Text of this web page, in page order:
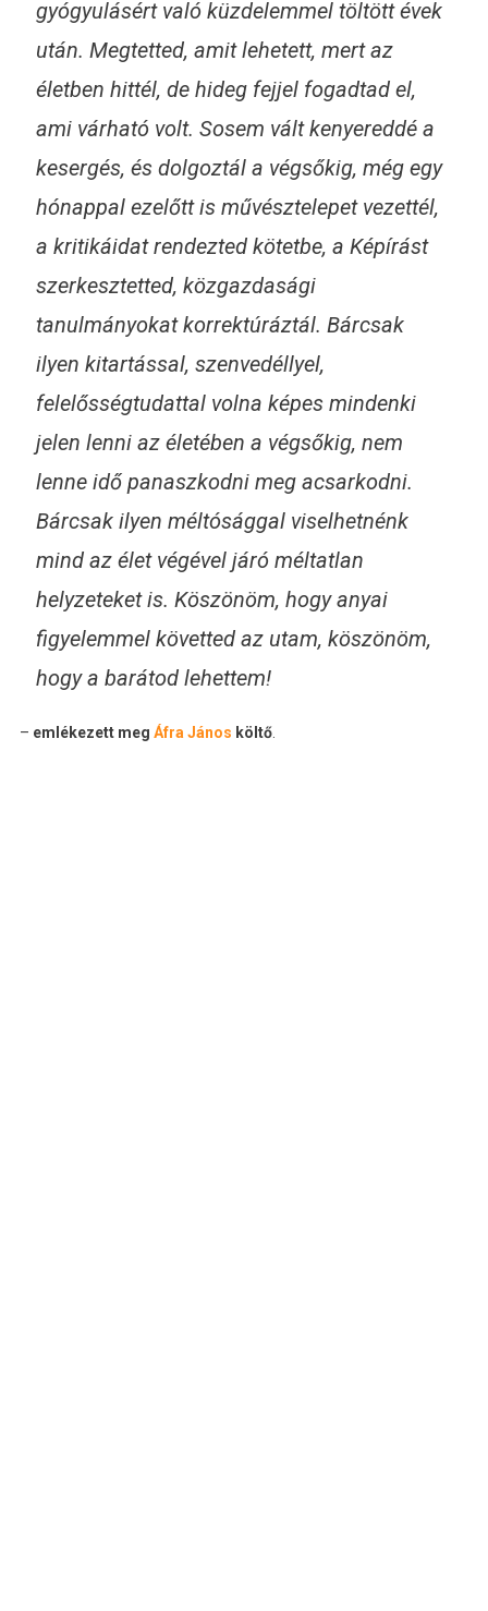
gyógyulásért való küzdelemmel töltött évek
után. Megtetted, amit lehetett, mert az
életben hittél, de hideg fejjel fogadtad el,
ami várható volt. Sosem vált kenyereddé a
kesergés, és dolgoztál a végsőkig, még egy
hónappal ezelőtt is művésztelepet vezettél,
a kritikáidat rendezted kötetbe, a Képírást
szerkesztetted, közgazdasági
tanulmányokat korrektúráztál. Bárcsak
ilyen kitartással, szenvedéllyel,
felelősségtudattal volna képes mindenki
jelen lenni az életében a végsőkig, nem
lenne idő panaszkodni meg acsarkodni.
Bárcsak ilyen méltósággal viselhetnénk
mind az élet végével járó méltatlan
helyzeteket is. Köszönöm, hogy anyai
figyelemmel követted az utam, köszönöm,
hogy a barátod lehettem!
– emlékezett meg Áfra János költő.